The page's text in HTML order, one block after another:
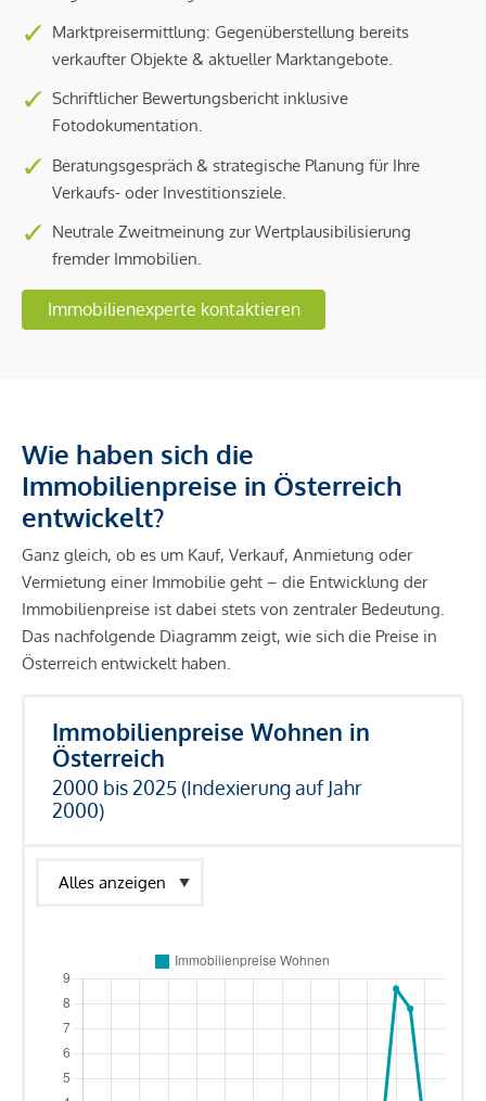
Marktpreisermittlung: Gegenüberstellung bereits
verkaufter Objekte & aktueller Marktangebote.
Schriftlicher Bewertungsbericht inklusive
Fotodokumentation.
Beratungsgespräch & strategische Planung für Ihre
Verkaufs- oder Investitionsziele.
Neutrale Zweitmeinung zur Wertplausibilisierung
fremder Immobilien.
Immobilienexperte kontaktieren
Wie haben sich die
Immobilienpreise in Österreich
entwickelt?
Ganz gleich, ob es um Kauf, Verkauf, Anmietung oder
Vermietung einer Immobilie geht – die Entwicklung der
Immobilienpreise ist dabei stets von zentraler Bedeutung.
Das nachfolgende Diagramm zeigt, wie sich die Preise in
Österreich entwickelt haben.
Immobilienpreise Wohnen in
Österreich
2000 bis 2025 (Indexierung auf Jahr
2000)